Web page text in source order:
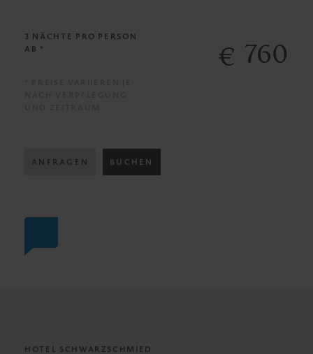
3 NÄCHTE PRO PERSON
AB *
€ 760
ANFRAGEN BUCHEN
HOTEL SCHWARZSCHMIED